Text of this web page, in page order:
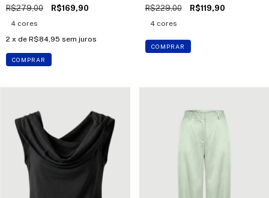
R$279,00 R$169,90
4 cores
2 x de R$84,95 sem juros
COMPRAR
R$229,00 R$119,90
4 cores
COMPRAR